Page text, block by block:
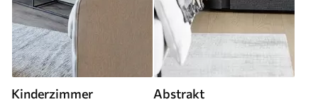
Kinderzimmer Abstrakt